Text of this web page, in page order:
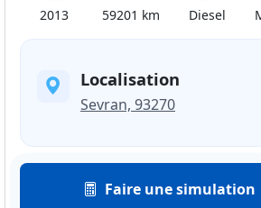
2013 59201 km Diesel
Localisation
Sevran, 93270
Faire une simulation